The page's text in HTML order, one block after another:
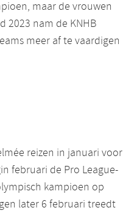
maar de vrouwen
2023 nam de KNHB
meer af te vaardigen
reizen in januari voor
februari de Pro League-
kampioen op
later 6 februari treedt